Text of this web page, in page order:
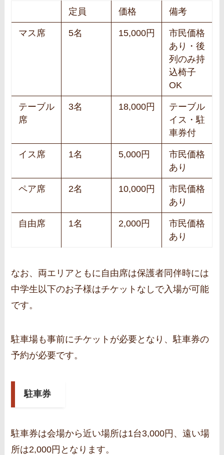
定員 価格 備考
マス席 5名 15,000円
市民価格
あり・後
列のみ持
込椅子
OK
テーブル
席
3名 18,000円
テーブル
イス・駐
車券付
イス席 1名 5,000円
市民価格
あり
ペア席 2名 10,000円
市民価格
あり
自由席 1名 2,000円
市民価格
あり
なお、両エリアともに自由席は保護者同伴時には
中学生以下のお子様はチケットなしで入場が可能
です。
駐車場も事前にチケットが必要となり、駐車券の
予約が必要です。
駐車券
駐車券は会場から近い場所は1台3,000円、遠い場
所は2,000円となります。